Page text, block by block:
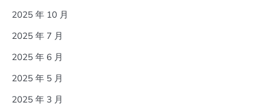
2025 年 10 月
2025 年 7 月
2025 年 6 月
2025 年 5 月
2025 年 3 月